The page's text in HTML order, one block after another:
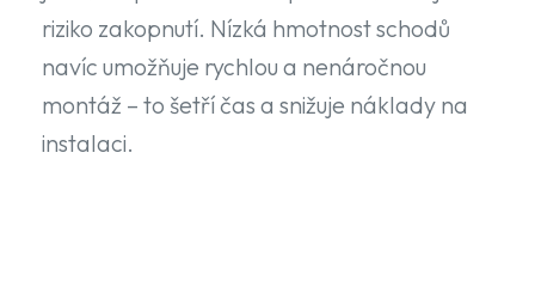
riziko zakopnutí. Nízká hmotnost schodů
navíc umožňuje rychlou a nenáročnou
montáž – to šetří čas a snižuje náklady na
instalaci.